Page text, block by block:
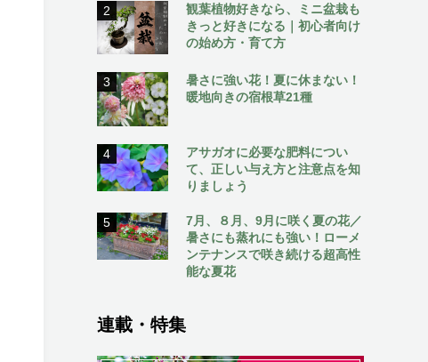
2
観葉植物好きなら、ミニ盆栽も
きっと好きになる｜初心者向け
の始め方・育て方
3
暑さに強い花！夏に休まない！
暖地向きの宿根草21種
4
アサガオに必要な肥料につい
て、正しい与え方と注意点を知
りましょう
5
7月、８月、9月に咲く夏の花／
暑さにも蒸れにも強い！ローメ
ンテナンスで咲き続ける超高性
能な夏花
連載・特集